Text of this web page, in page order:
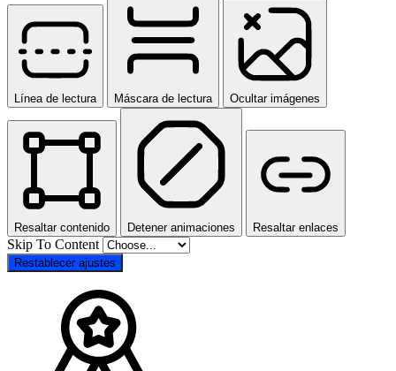
Línea de lectura Máscara de lectura Ocultar imágenes
Resaltar contenido Detener animaciones Resaltar enlaces
Skip To Content
Restablecer ajustes